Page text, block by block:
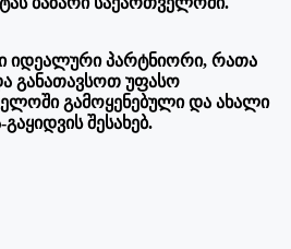
იდეალური პარტნიორი, რათა
განათავსოთ უფასო
გამოყენებული და ახალი
შესახებ.